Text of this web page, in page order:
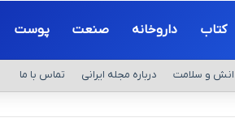
کتاب داروخانه صنعت پوست
و سلامت درباره مجله ایرانی تماس با ما